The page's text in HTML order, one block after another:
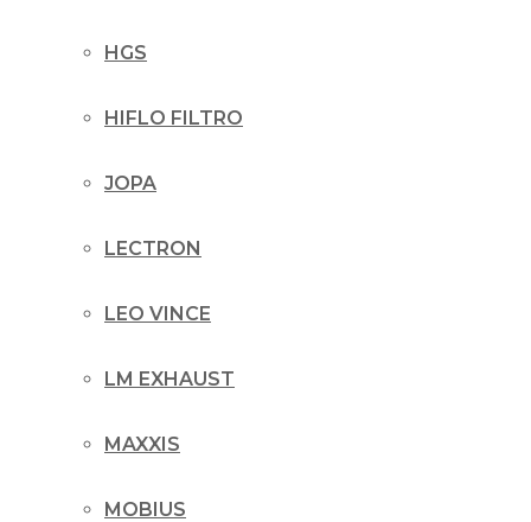
HGS
HIFLO FILTRO
JOPA
LECTRON
LEO VINCE
LM EXHAUST
MAXXIS
MOBIUS